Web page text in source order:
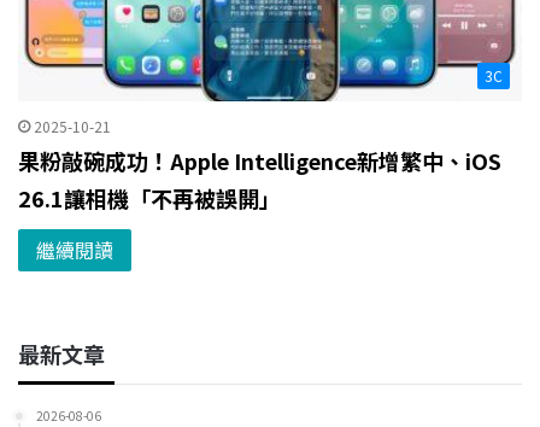
3C
2025-10-21
果粉敲碗成功！Apple Intelligence新增繁中、iOS
26.1讓相機「不再被誤開」
繼續閱讀
最新文章
2026-08-06